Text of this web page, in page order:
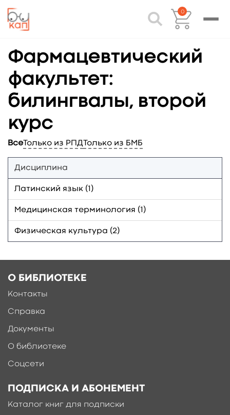
0
Фармацевтический
факультет:
билингвалы, второй
курс
ВсеТолько из РПД Только из БМБ
Дисциплина
Латинский язык (1)
Медицинская терминология (1)
Физическая культура (2)
О БИБЛИОТЕКЕ
Контакты
Справка
Документы
О библиотеке
Соцсети
ПОДПИСКА И АБОНЕМЕНТ
Каталог книг для подписки